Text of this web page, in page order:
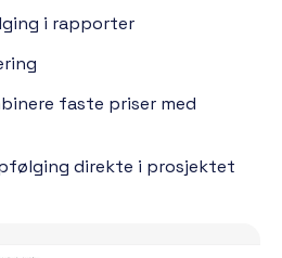
i rapporter
faste priser med
direkte i prosjektet